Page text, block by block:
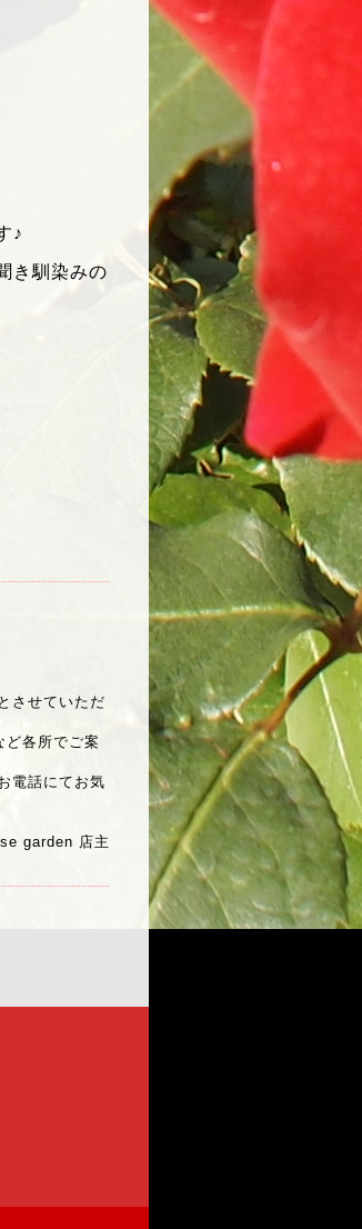
♪
き馴染みの
させていただ
ど各所でご案
電話にてお気
garden 店主